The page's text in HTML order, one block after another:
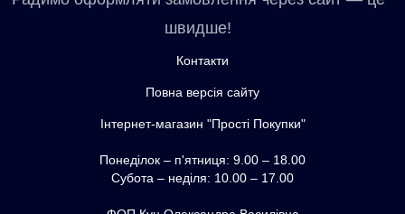
швидше!
Контакти
Повна версія сайту
Інтернет-магазин "Прості Покупки"
Понеділок – п'ятниця: 9.00 – 18.00
Субота – неділя: 10.00 – 17.00